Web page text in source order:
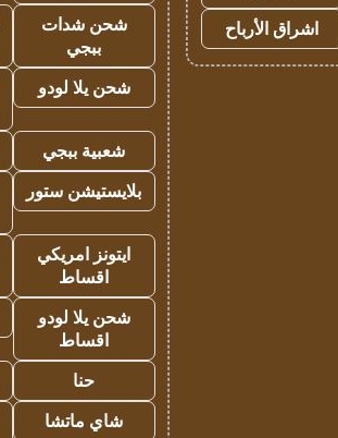
اشراق الأرباح
شحن شدات
ببجي
شحن يلا لودو
شعبية ببجي
بلايستيشن ستور
ايتونز امريكي
اقساط
شحن يلا لودو
اقساط
حنا
شاي ماتشا